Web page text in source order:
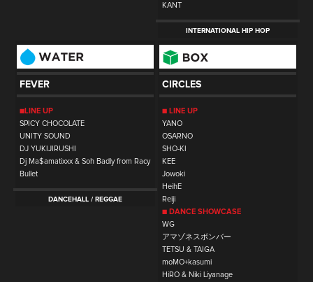
KANT
INTERNATIONAL HIP HOP
FEVER
■LINE UP
SPICY CHOCOLATE
UNITY SOUND
DJ YUKIJIRUSHI
Dj Ma$amatixxx & Soh Badly from Racy
Bullet
DANCEHALL / REGGAE
CIRCLES
■ LINE UP
YANO
OSARNO
SHO-KI
KEE
Jowoki
HeihE
Reiji
■ DANCE SHOWCASE
WG
アマゾネスボンバー
TETSU & TAIGA
moMO+kasumi
HiRO & Niki Liyanage